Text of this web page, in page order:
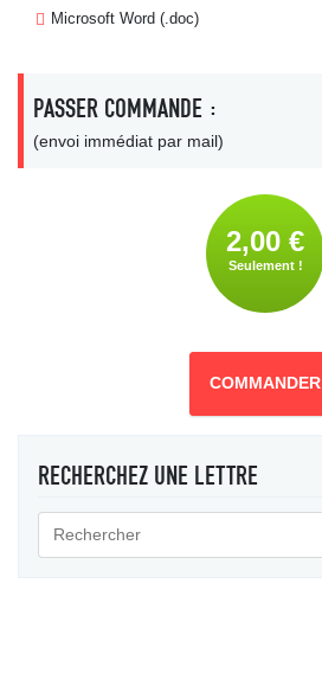
Microsoft Word (.doc)
PASSER COMMANDE :
(envoi immédiat par mail)
2,00 €
Seulement !
COMMANDER
RECHERCHEZ UNE LETTRE